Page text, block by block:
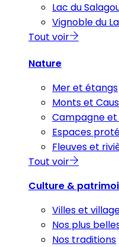
Lac du
Vignoble du
Tout voir
Nature
Mer et étangs
Monts et
Campagne
Espaces
Fleuves et
Tout voir
Culture &
Villes et
Nos plus
Nos traditions